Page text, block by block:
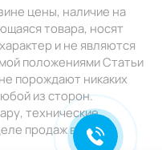
цены, наличие на
товара, носят
и не являются
положениями Статьи
порождают никаких
из сторон.
технические
продаж в день